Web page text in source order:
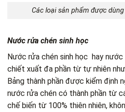
Các loại sản phẩm được
Nước rửa chén sinh học
Nước rửa chén sinh học hay
chiết xuất đa phần từ tự nhiên
Bảng thành phần được kiểm định
nước rửa chén có thành phần từ
chế biến từ 100% thiên nhiên,